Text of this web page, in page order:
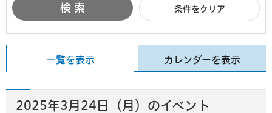
条件をクリア
一覧を表示 カレンダーを表示
2025年3月24日（月）のイベント